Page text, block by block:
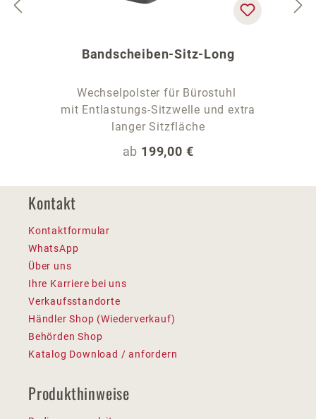
Bandscheiben-Sitz-Long
Wechselpolster für Bürostuhl
mit Entlastungs-Sitzwelle und extra
langer Sitzfläche
Regulärer Preis:
ab 199,00 €
Kontakt
Kontaktformular
WhatsApp
Über uns
Ihre Karriere bei uns
Verkaufsstandorte
Händler Shop (Wiederverkauf)
Behörden Shop
Katalog Download / anfordern
Produkthinweise